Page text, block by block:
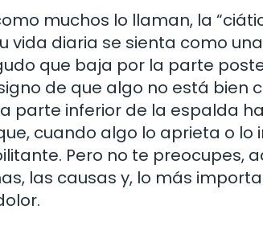
muchos lo llaman, la
vida diaria se sienta como
que baja por la parte
de que algo no está bien
parte inferior de la espalda
cuando algo lo aprieta o lo
Pero no te preocupes,
las causas y, lo más